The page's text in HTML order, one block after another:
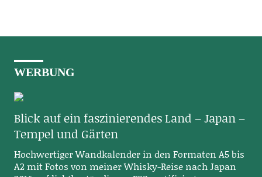
WERBUNG
Blick auf ein faszinierendes Land – Japan –
Tempel und Gärten
Hochwertiger Wandkalender in den Formaten A5 bis
A2 mit Fotos von meiner Whisky-Reise nach Japan